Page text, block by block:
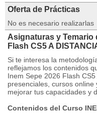
Oferta de Prácticas
No es necesario realizarlas
Asignaturas y Temario
Flash CS5 A
Si te interesa la
reflejamos los contenidos
Inem Sepe 2026 Flash
presenciales, cursos
mejorar tus capacidades y
Contenidos del Curso